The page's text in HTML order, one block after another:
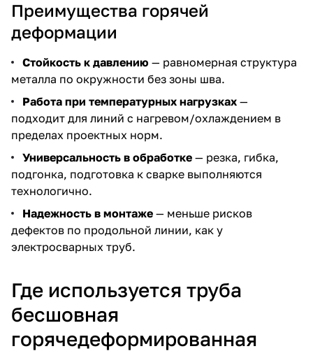
Преимущества горячей
деформации
Стойкость к давлению — равномерная структура
металла по окружности без зоны шва.
Работа при температурных нагрузках —
подходит для линий с нагревом/охлаждением в
пределах проектных норм.
Универсальность в обработке — резка, гибка,
подгонка, подготовка к сварке выполняются
технологично.
Надежность в монтаже — меньше рисков
дефектов по продольной линии, как у
электросварных труб.
Где используется труба
бесшовная
горячедеформированная